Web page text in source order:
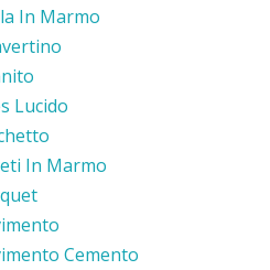
In Marmo
Lucido
In Marmo
Cemento